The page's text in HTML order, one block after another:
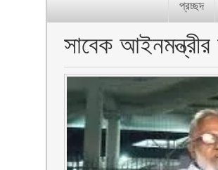
প্রচ্ছদ
সাবেক